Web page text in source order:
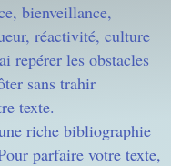
bienveillance,
réactivité, culture
repérer les obstacles
sans trahir
texte.
riche bibliographie
parfaire votre texte,